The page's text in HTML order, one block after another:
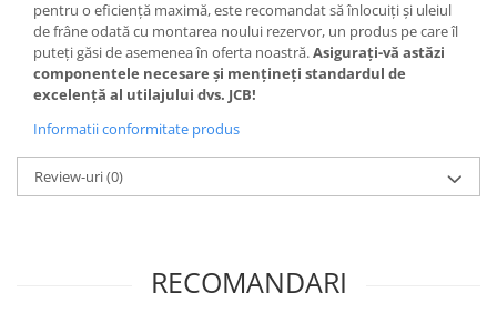
Motoare electrice
Placa electronica
Contact general - Ciuperca
Becuri indicatoare
Limitatori
Piese Kramer
Piese Kaiser
Piese Jacobsen
Piese Ingersoll Rand
Piese Hanomag
Piese Hamm
pentru o eficiență maximă, este recomandat să înlocuiți și uleiul
de frâne odată cu montarea noului rezervor, un produs pe care îl
puteți găsi de asemenea în oferta noastră.Asigurați-vă astăzi
componentele necesare și mențineți standardul de
excelență al utilajului dvs. JCB!
Informatii conformitate produs
Review-uri(0)
RECOMANDARI